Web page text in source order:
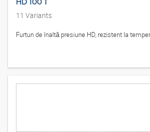
11 Variants
Furtun de înaltă presiune HD, rezistent la